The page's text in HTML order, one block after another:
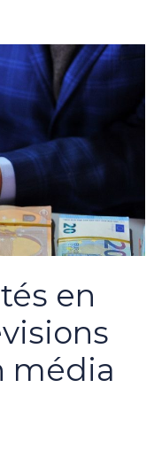
en
média